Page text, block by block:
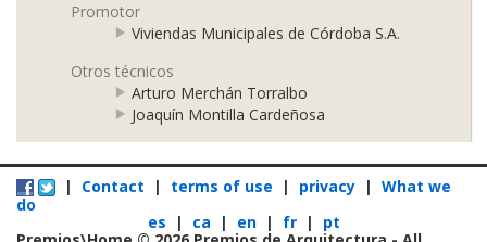
Promotor
Viviendas Municipales de Córdoba S.A.
Otros técnicos
Arturo Merchán Torralbo
Joaquín Montilla Cardeñosa
| Contact | terms of use | privacy | What we
do
es
| ca | en | fr | pt